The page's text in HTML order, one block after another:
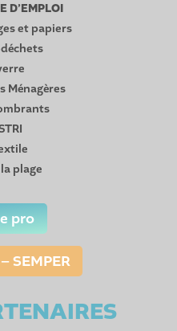
D’EMPLOI
et papiers
Ménagères
plage
pro
SEMPER